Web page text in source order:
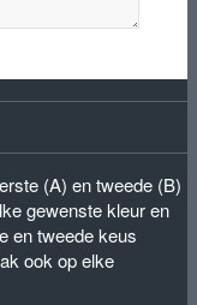
(A) en tweede (B)
gewenste kleur en
en tweede keus
ook op elke